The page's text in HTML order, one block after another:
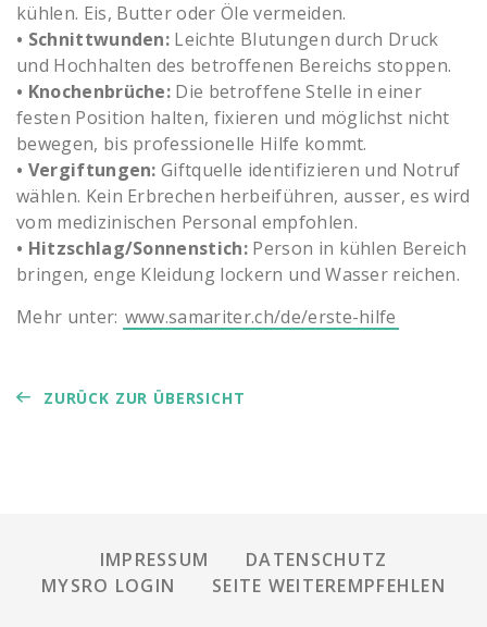
kühlen. Eis, Butter oder Öle vermeiden.
• Schnittwunden: Leichte Blutungen durch Druck
und Hochhalten des betroffenen Bereichs stoppen.
• Knochenbrüche: Die betroffene Stelle in einer
festen Position halten, fixieren und möglichst nicht
bewegen, bis professionelle Hilfe kommt.
• Vergiftungen: Giftquelle identifizieren und Notruf
wählen. Kein Erbrechen herbeiführen, ausser, es wird
vom medizinischen Personal empfohlen.
• Hitzschlag/Sonnenstich: Person in kühlen Bereich
bringen, enge Kleidung lockern und Wasser reichen.
Mehr unter: www.samariter.ch/de/erste-hilfe
ZURÜCK ZUR ÜBERSICHT
IMPRESSUM
DATENSCHUTZ
MYSRO LOGIN
SEITE WEITEREMPFEHLEN